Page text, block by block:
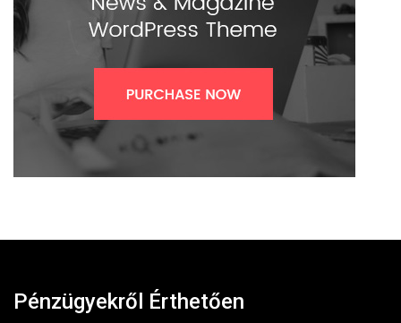
Pénzügyekről Érthetően